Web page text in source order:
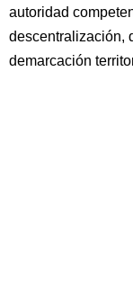
autoridad
descentralización,
demarcación